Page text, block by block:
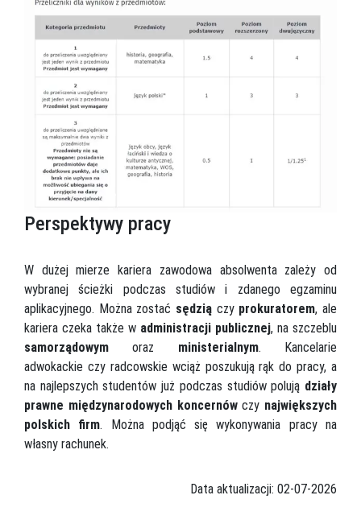
Perspektywy pracy
W dużej mierze kariera zawodowa absolwenta zależy od
wybranej ścieżki podczas studiów i zdanego egzaminu
aplikacyjnego. Można zostać sędzią czy prokuratorem, ale
kariera czeka także w administracji publicznej, na szczeblu
samorządowym oraz ministerialnym. Kancelarie
adwokackie czy radcowskie wciąż poszukują rąk do pracy, a
na najlepszych studentów już podczas studiów polują działy
prawne międzynarodowych koncernówczy największych
polskich firm. Można podjąć się wykonywania pracy na
własny rachunek.
Data aktualizacji: 02-07-2026